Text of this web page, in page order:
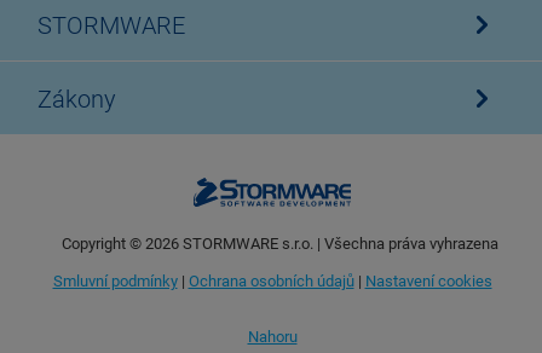
STORMWARE
Zákony
Copyright © 2026STORMWARE s.r.o. | Všechna práva vyhrazena
Smluvní podmínky| Ochrana osobních údajů| Nastavení cookies
Nahoru